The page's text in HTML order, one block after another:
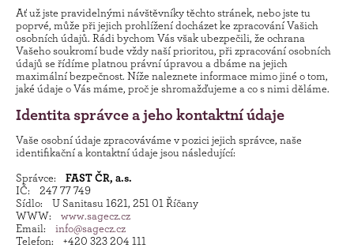
Ať už jste pravidelnými návštěvníky těchto stránek, nebo jste tu
poprvé, může při jejich prohlížení docházet ke zpracování Vašich
osobních údajů. Rádi bychom Vás však ubezpečili, že ochrana
Vašeho soukromí bude vždy naší prioritou, při zpracování osobních
údajů se řídíme platnou právní úpravou a dbáme na jejich
maximální bezpečnost. Níže naleznete informace mimo jiné o tom,
jaké údaje o Vás máme, proč je shromažďujeme a co s nimi děláme.
Identita správce a jeho kontaktní údaje
Vaše osobní údaje zpracováváme v pozici jejich správce, naše
identifikační a kontaktní údaje jsou následující:
Správce: FAST ČR, a.s.
IČ: 247 77 749
Sídlo: U Sanitasu 1621, 251 01 Říčany
WWW: www.sagecz.cz
Email: info@sagecz.cz
Telefon: +420 323 204 111